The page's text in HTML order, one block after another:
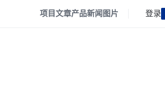
项目文章产品新闻 图片 登录